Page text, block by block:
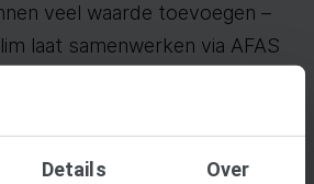
Details Over
veel waarde toevoegen –
laat samenwerken via AFAS